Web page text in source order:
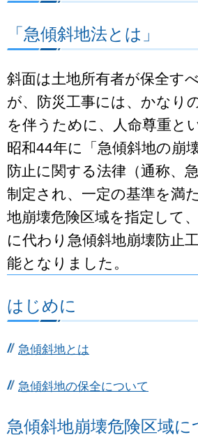
「急傾斜地法とは」
斜面は土地所有者が保全す
が、防災工事には、かなり
を伴うために、人命尊重と
昭和44年に「急傾斜地の崩
防止に関する法律（通称、
制定され、一定の基準を満
地崩壊危険区域を指定して
に代わり急傾斜地崩壊防止
能となりました。
はじめに
急傾斜地とは
急傾斜地の保全について
急傾斜地崩壊危険区域に